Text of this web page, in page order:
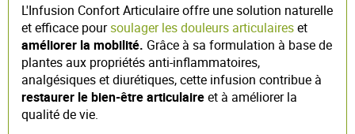
L'Infusion Confort Articulaire offre une solution naturelle
et efficace poursoulager les douleurs articulaireset
améliorer la mobilité. Grâce à sa formulation à base de
plantes aux propriétés anti-inflammatoires,
analgésiques et diurétiques, cette infusion contribue à
restaurer le bien-être articulaireet à améliorer la
qualité de vie.